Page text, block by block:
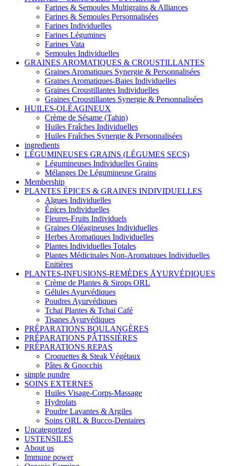
Farines & Semoules Multigrains & Alliances
Farines & Semoules Personnalisées
Farines Individuelles
Farines Légumines
Farines Vata
Semoules Individuelles
GRAINES AROMATIQUES & CROUSTILLANTES
Graines Aromatiques Synergie & Personnalisées
Graines Aromatiques-Baies Individuelles
Graines Croustillantes Individuelles
Graines Croustillantes Synergie & Personnalisées
HUILES-OLÉAGINEUX
Crème de Sésame (Tahin)
Huiles Fraîches Individuelles
Huiles Fraîches Synergie & Personnalisées
ingredients
LÉGUMINEUSES GRAINS (LÉGUMES SECS)
Légumineuses Individuelles Grains
Mélanges De Légumineuse Grains
Membership
PLANTES ÉPICES & GRAINES INDIVIDUELLES
Algues Individuelles
Épices Individuelles
Fleures-Fruits Individuels
Graines Oléagineuses Individuelles
Herbes Aromatiques Individuelles
Plantes Individuelles Totales
Plantes Médicinales Non-Aromatques Individuelles
Enitières
PLANTES-INFUSIONS-REMÈDES ĀYURVÉDIQUES
Crème de Plantes & Sirops ORL
Gélules Ayurvédiques
Poudres Ayurvédiques
Tchaï Plantes & Tchaï Café
Tisanes Ayurvédiques
PRÉPARATIONS BOULANGÈRES
PRÉPARATIONS PÂTISSIÈRES
PRÉPARATIONS REPAS
Croquettes & Steak Végétaux
Pâtes & Gnocchis
simple pundre
SOINS EXTERNES
Huiles Visage-Corps-Massage
Hydrolats
Poudre Lavantes & Argiles
Soins ORL & Bucco-Dentaires
Uncategorized
USTENSILES
About us
Immune power